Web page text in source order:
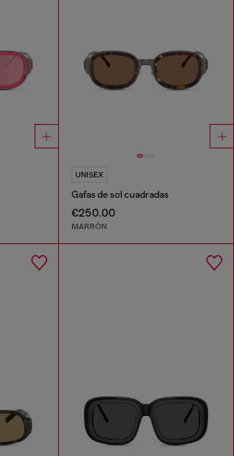
UNISEX
Gafas de sol cuadradas
€250.00
MARRÓN